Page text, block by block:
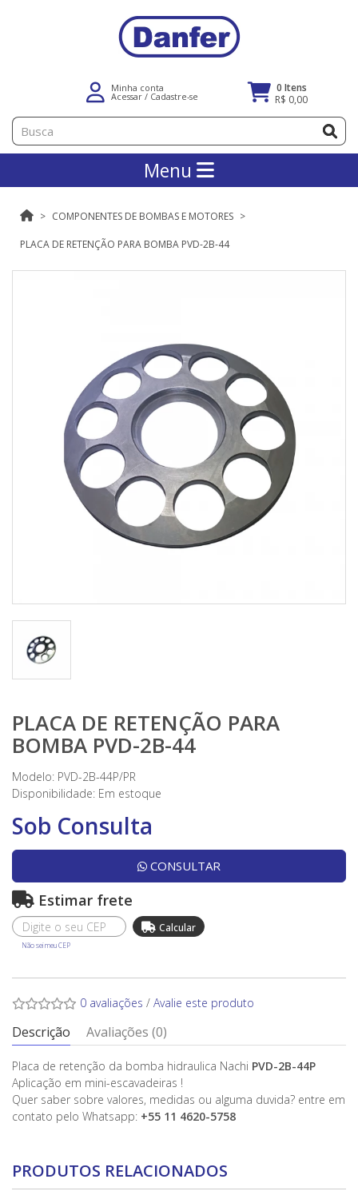
Minha conta
Acessar / Cadastre-se
0 Itens
R$ 0,00
Menu
COMPONENTES DE BOMBAS E MOTORES
PLACA DE RETENÇÃO PARA BOMBA PVD-2B-44
PLACA DE RETENÇÃO PARA
BOMBA PVD-2B-44
Modelo: PVD-2B-44P/PR
Disponibilidade: Em estoque
Sob Consulta
CONSULTAR
Estimar frete
Não sei meu CEP
0 avaliações / Avalie este produto
Descrição Avaliações (0)
Placa de retenção da bomba hidraulica Nachi PVD-2B-44P
Aplicação em mini-escavadeiras !
Quer saber sobre valores, medidas ou alguma duvida? entre em
contato pelo Whatsapp: +55 11 4620-5758
PRODUTOS RELACIONADOS